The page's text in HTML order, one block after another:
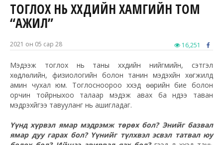
ТОГЛОХ НЬ ХҮҮХДИЙН ХАМГИЙН ТОМ
“АЖИЛ”
2021 он 05 сар 28 16,251
Мэдээж тоглох нь таны хүүхдийн нийгмийн, сэтгэл
хөдлөлийн, физиологийн болон танин мэдэхүйн хөгжилд
амин чухал юм. Тоглосноороо хүүхэд өөрийн бие болон
орчин тойрныхоо талаар мэдэж авах ба үүндээ таван
мэдрэхүйгээ тавууланг нь ашигладаг.
Үүнд хүрвэл ямар мэдрэмж төрөх бол? Энийг базвал
ямар дуу гарах бол? Үүнийг түлхвэл эсвэл татвал юу